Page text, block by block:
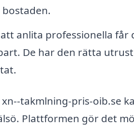
anlita professionella
De har den rätta
takmlning-pris-oib.se
Plattformen gör det